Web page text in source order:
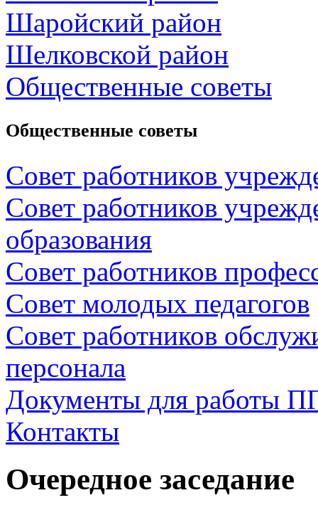
Шаройский район
Шелковской район
Общественные советы
Общественные советы
Совет работников
Совет работников
образования
Совет работников
Совет молодых педагогов
Совет работников
персонала
Документы для работы
Контакты
Очередное заседание